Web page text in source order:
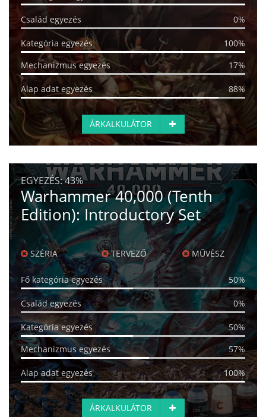
Család egyezés 0%
Kategória egyezés
100%
Mechanizmus egyezés
17%
Alap adat egyezés 88%
ÁRKALKULÁTOR
EGYEZÉS:43%
Warhammer 40,000 (Tenth
Edition): Introductory Set
SZÉRIA TERVEZŐ MŰVÉSZ
Fő kategória egyezés 50%
Család egyezés 0%
Kategória egyezés
50%
Mechanizmus egyezés
57%
Alap adat egyezés 100%
ÁRKALKULÁTOR